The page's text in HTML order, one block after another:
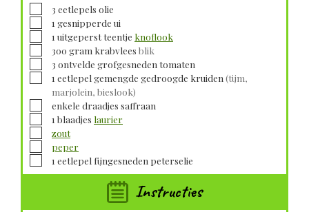
▢
3 eetlepels olie
▢1 gesnipperde ui
▢1 uitgeperst teentje knoflook
▢
300 gram krabvlees blik
▢
3 ontvelde grofgesneden tomaten
▢1 eetlepel gemengde gedroogde kruiden (tijm,
marjolein, bieslook)
▢
enkele draadjes saffraan
▢1 blaadjes laurier
▢
zout
▢
peper
▢1 eetlepel fijngesneden peterselie
Instructies